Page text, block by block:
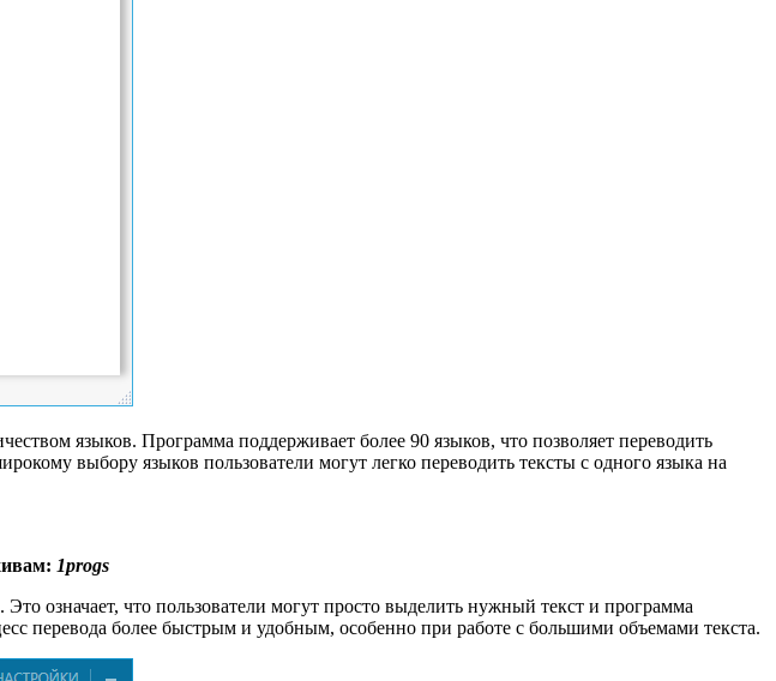
языков. Программа поддерживает более 90 языков, что позволяет переводить
выбору языков пользователи могут легко переводить тексты с одного языка на
1progs
означает, что пользователи могут просто выделить нужный текст и программа
перевода более быстрым и удобным, особенно при работе с большими объемами текста.